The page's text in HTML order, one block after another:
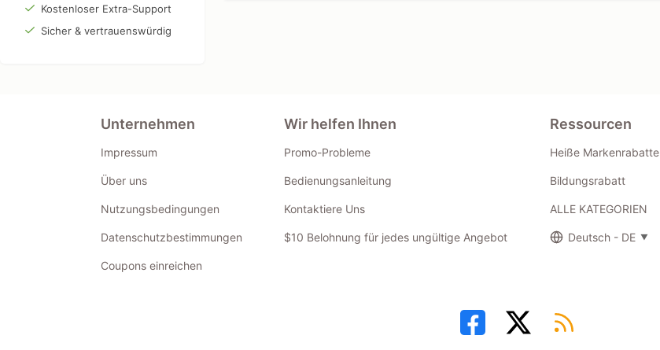
Kostenloser Extra-Support
Sicher & vertrauenswürdig
Unternehmen
Impressum
Über uns
Nutzungsbedingungen
Datenschutzbestimmungen
Coupons einreichen
Wir helfen Ihnen
Promo-Probleme
Bedienungsanleitung
Kontaktiere Uns
$10 Belohnung für jedes ungültige Angebot
Ressourcen
Heiße Markenrabatte
Bildungsrabatt
ALLE KATEGORIEN
Deutsch - DE